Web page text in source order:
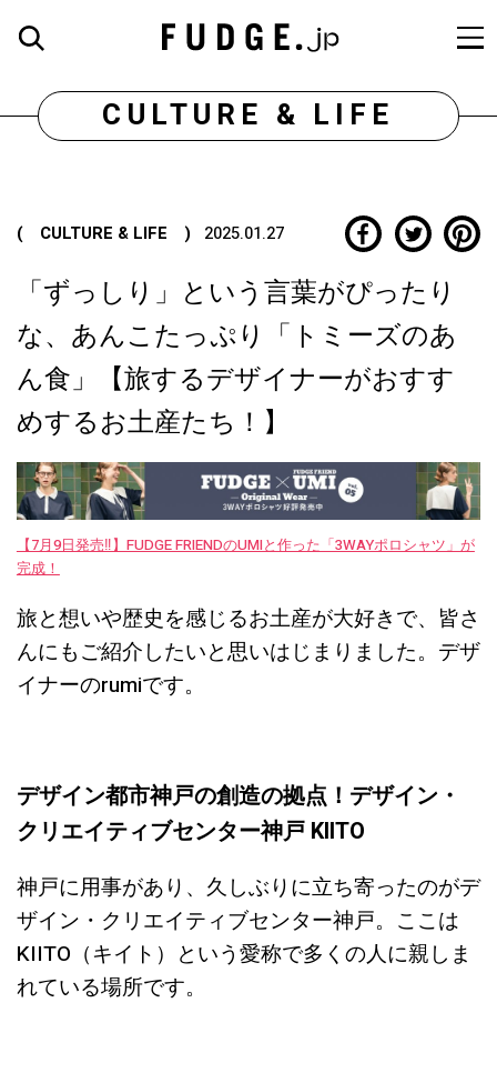
CULTURE & LIFE
( CULTURE & LIFE ) 2025.01.27
「ずっしり」という言葉がぴったり
な、あんこたっぷり「トミーズのあ
ん食」【旅するデザイナーがおすす
めするお土産たち！】
【7月9日発売‼︎】FUDGE FRIENDのUMIと作った「3WAYポロシャツ」が
完成！
旅と想いや歴史を感じるお土産が大好きで、皆さ
んにもご紹介したいと思いはじまりました。デザ
イナーのrumiです。
デザイン都市神戸の創造の拠点！デザイン・
クリエイティブセンター神戸 KIITO
神戸に用事があり、久しぶりに立ち寄ったのがデ
ザイン・クリエイティブセンター神戸。ここは
KIITO（キイト）という愛称で多くの人に親しま
れている場所です。